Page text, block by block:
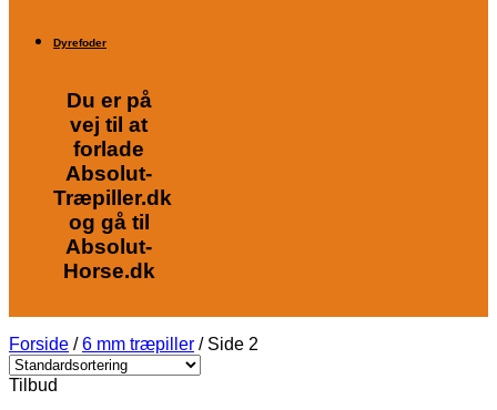
Dyrefoder
Du er på
vej til at
forlade
Absolut-
Træpiller.dk
og gå til
Absolut-
Horse.dk
Forside / 6 mm træpiller /Side 2
Tilbud